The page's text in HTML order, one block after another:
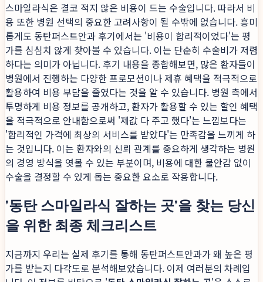
스마일라식은 결코 적지 않은 비용이 드는 수술입니다. 따라서 비
용 또한 병원 선택의 중요한 고려사항이 될 수밖에 없습니다. 흥미
롭게도 동탄퍼스트안과 후기에서는 '비용이 합리적이었다'는 평
가를 심심치 않게 찾아볼 수 있습니다. 이는 단순히 수술비가 저렴
하다는 의미가 아닙니다. 후기 내용을 종합해보면, 많은 환자들이
병원에서 진행하는 다양한 프로모션이나 제휴 혜택을 적극적으로
활용하여 비용 부담을 줄였다는 것을 알 수 있습니다. 병원 측에서
투명하게 비용 정보를 공개하고, 환자가 활용할 수 있는 할인 혜택
을 적극적으로 안내함으로써 '제값 다 주고 했다'는 느낌보다는
'합리적인 가격에 최상의 서비스를 받았다'는 만족감을 느끼게 하
는 것입니다. 이는 환자와의 신뢰 관계를 중요하게 생각하는 병원
의 경영 방식을 엿볼 수 있는 부분이며, 비용에 대한 불안감 없이
수술을 결정할 수 있게 돕는 중요한 요소로 작용합니다.
'동탄 스마일라식 잘하는 곳'을 찾는 당신
을 위한 최종 체크리스트
지금까지 우리는 실제 후기를 통해 동탄퍼스트안과가 왜 높은 평
가를 받는지 다각도로 분석해보았습니다. 이제 여러분의 차례입